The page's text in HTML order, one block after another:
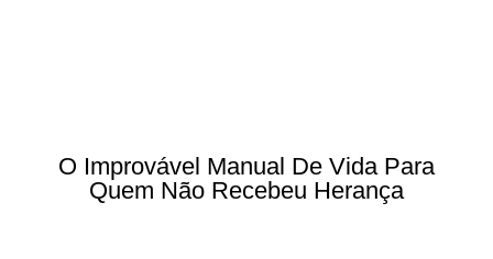
O Improvável Manual De Vida Para
Quem Não Recebeu Herança